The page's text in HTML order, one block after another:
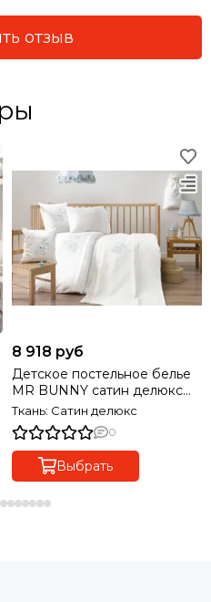
отзыв
8 918 руб
Детское постельное белье
MR BUNNY сатин делюкс
TIVOLYO HOME Турция
Ткань: Сатин делюкс
0
Выбрать